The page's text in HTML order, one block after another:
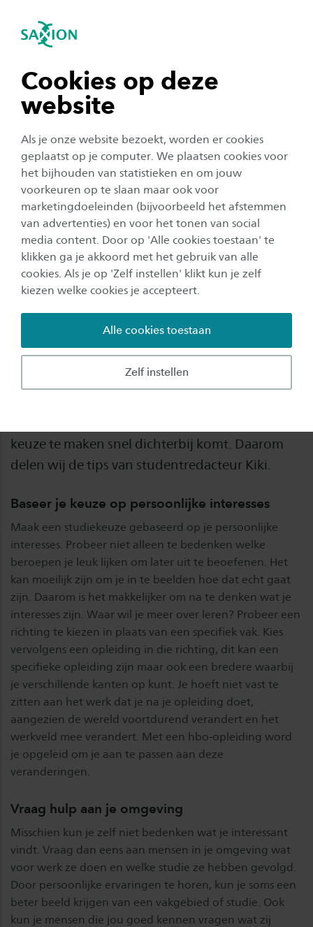
Cookies op deze
website
Als je onze website bezoekt, worden er cookies
geplaatst op je computer. We plaatsen cookies voor
het bijhouden van statistieken en om jouw
voorkeuren op te slaan maar ook voor
marketingdoeleinden (bijvoorbeeld het afstemmen
van advertenties) en voor het tonen van social
media content. Door op 'Alle cookies toestaan' te
klikken ga je akkoord met het gebruik van alle
cookies. Als je op 'Zelf instellen' klikt kun je zelf
kiezen welke cookies je accepteert.
Zelf instellen
Alle cookies toestaan
Navigatie openen
tonen
tonen
tonen
tonen
sluiten
Onderwijs
Tips van een student: hoe
maak je de beste (last-minute)
studiekeuze?
Auteur:
Kiki Hannink
Publicatiedatum:
23 juni 2025 Leestijd: Minuten
Het maken van een studiekeuze is een lastige
opdracht. Het lijkt alsof er veel van deze keuze
afhangt. Als toekomstige student kan het
keuze te maken snel dichterbij komt. Daarom
delen wij de tips van studentredacteur Kiki.
Baseer je keuze op persoonlijke interesses
Maak een studiekeuze gebaseerd op je persoonlijke
interesses. Probeer niet alleen te bedenken welke
beroepen je leuk lijken om later uit te beoefenen. Het
kan moeilijk zijn om je in te beelden hoe dat echt gaat
zijn. Daarom is het makkelijker om na te denken wat je
interesses zijn. Waar wil je meer over leren? Probeer een
richting te kiezen in plaats van een specifiek vak. Kies
vervolgens een opleiding in die richting, dit kan een
specifieke opleiding zijn maar ook een bredere waarbij
je verschillende kanten op kunt. Je hoeft niet vast te
zitten aan het werk dat je na je opleiding doet,
aangezien de wereld voortdurend verandert en het
werkveld mee verandert. Met een hbo-opleiding word
je opgeleid om je aan te passen aan deze
veranderingen.
Vraag hulp aan je omgeving
Misschien kun je zelf niet bedenken wat je interessant
vindt. Vraag dan eens aan mensen in je omgeving wat
voor werk ze doen en welke studie ze hebben gevolgd.
Door persoonlijke ervaringen te horen, kun je soms een
beter beeld krijgen van een vakgebied of studie. Ook
kun je mensen die jou goed kennen vragen wat zij